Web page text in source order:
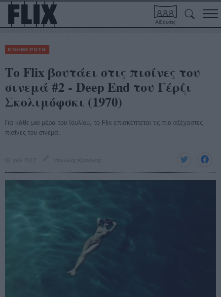
Αίθουσες
ΕΝΗΜΕΡΩΣΗ
Το Flix βουτάει στις πισίνες του
σινεμά #2 - Deep End του Γέρζι
Σκολιμόφσκι (1970)
Για κάθε μια μέρα του Ιουλίου, το Flix επισκέπτεται τις πιο αξέχαστες
πισίνες του σινεμά.
02 Ιούλ 2017 Μανώλης Κρανάκης